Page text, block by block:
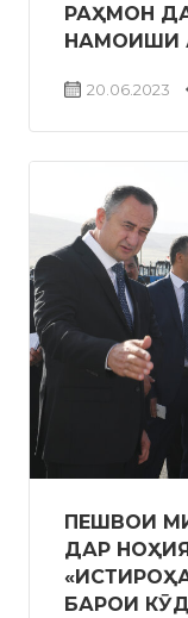
20.06.2023
РАҲМОН
НАМОИШИ
ПЕШВОИ
ДАР
БАРОИ